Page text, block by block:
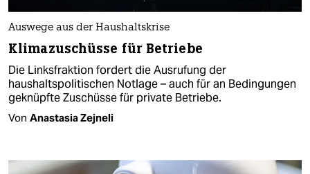
Auswege aus der Haushaltskrise
Klimazuschüsse für Betriebe
Die Linksfraktion fordert die Ausrufung der
haushaltspolitischen Notlage – auch für an Bedingungen
geknüpfte Zuschüsse für private Betriebe.
Von Anastasia Zejneli